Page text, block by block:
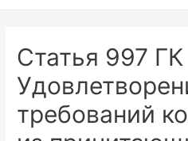
Статья 997
требований